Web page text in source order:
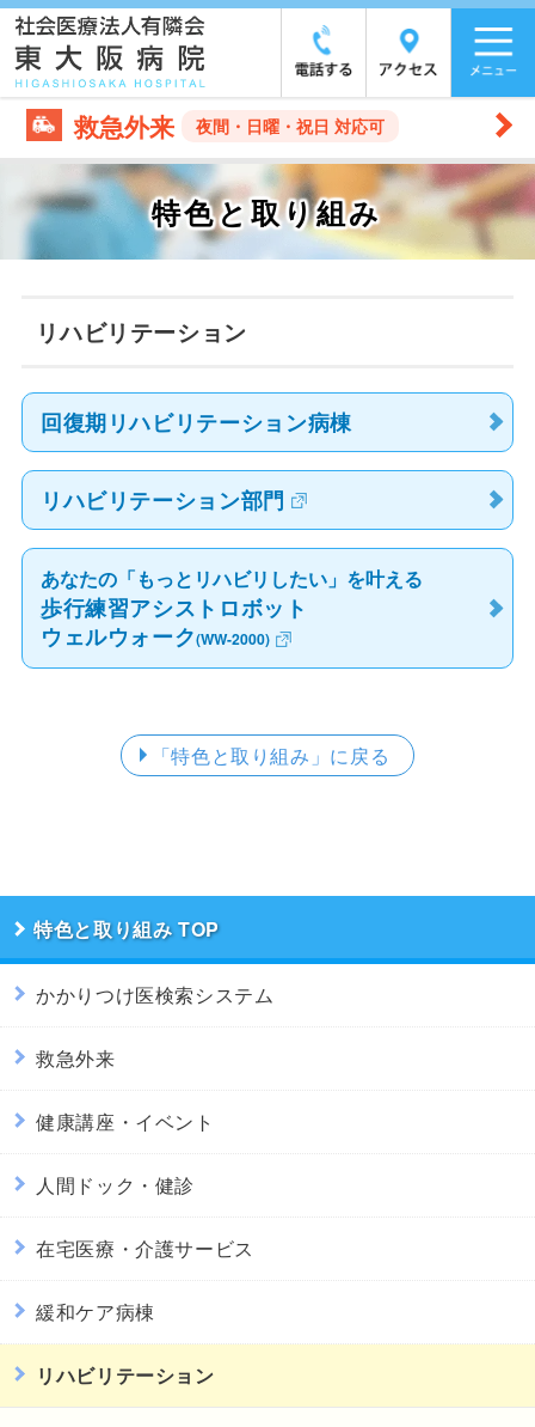
救急外来 夜間・日曜・祝日 対応可
特色と取り組み
リハビリテーション
回復期リハビリテーション病棟
リハビリテーション部門
あなたの「もっとリハビリしたい」 を叶える
歩行練習アシストロボット
ウェルウォーク(WW-2000)
「特色と取り組み」 に戻る
特色と取り組み
かかりつけ医検索システム
救急外来
健康講座・イベント
人間ドック・健診
在宅医療・介護サービス
緩和ケア病棟
リハビリテーション